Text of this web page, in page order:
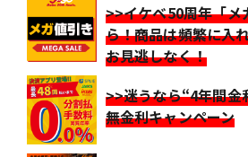
>>イケベ50周年「メ
ら！商品は頻繁に入
お見逃しなく！
>>迷うなら“4年間金
無金利キャンペーン